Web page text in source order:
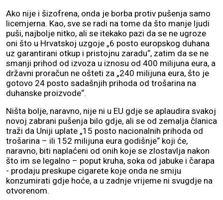
Ako nije i šizofrena, onda je borba protiv pušenja samo
licemjerna. Kao, sve se radi na tome da što manje ljudi
puši, najbolje nitko, ali se itekako pazi da se ne ugroze
oni što u Hrvatskoj uzgoje „6 posto europskog duhana
uz garantirani otkup i pristojnu zaradu“, zatim da se ne
smanji prihod od izvoza u iznosu od 400 milijuna eura, a
državni proračun ne ošteti za „240 milijuna eura, što je
gotovo 24 posto sadašnjih prihoda od trošarina na
duhanske proizvode“.
Ništa bolje, naravno, nije ni u EU gdje se aplaudira svakoj
novoj zabrani pušenja bilo gdje, ali se od zemalja članica
traži da Uniji uplate „15 posto nacionalnih prihoda od
trošarina – ili 152 milijuna eura godišnje“ koji će,
naravno, biti naplaćeni od onih koje se zlostavlja nakon
što im se legalno – poput kruha, soka od jabuke i čarapa
- prodaju preskupe cigarete koje onda ne smiju
konzumirati gdje hoće, a u zadnje vrijeme ni svugdje na
otvorenom.